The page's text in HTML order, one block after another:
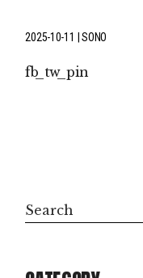
2025-10-11 SONO
fb tw pin
Search